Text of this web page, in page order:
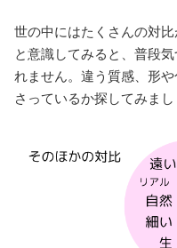
世の中にはたくさんの対
と意識してみると、普段
れません。違う質感、形
さっているか探してみまし